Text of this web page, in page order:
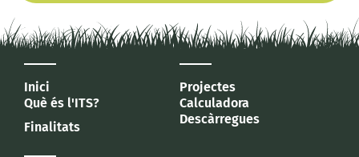
Inici
Què és l'ITS?
Finalitats
Projectes
Calculadora
Descàrregues